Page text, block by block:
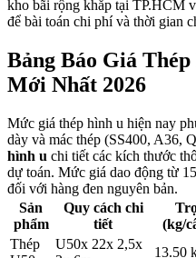
kho bãi rộng khắp tại TP.HCM
để bài toán chi phí và thời gian
Bảng Báo Giá
Mới Nhất 2026
Mức giá thép hình u hiện nay
dày và mác thép (SS400, A36,
hình u chi tiết các kích thước
dự toán. Mức giá dao động từ
đối với hàng đen nguyên bản.
Sản
phẩm
Quy cách chi
tiết
(kg/
Thép
U50x 22x 2,5x
13.50